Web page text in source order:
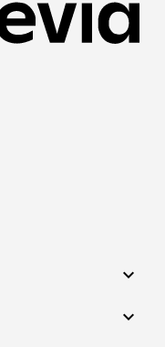
expand_more
expand_more